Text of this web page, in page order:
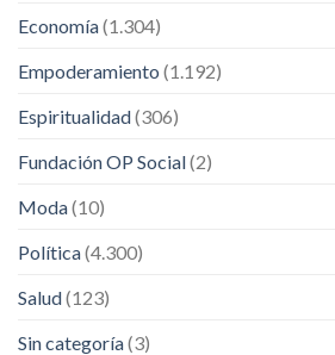
Economía(1.304)
Empoderamiento (1.192)
Espiritualidad(306)
Fundación OP Social(2)
Moda(10)
Política(4.300)
Salud(123)
Sin categoría(3)